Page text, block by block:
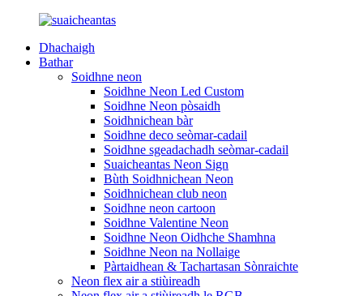
Dhachaigh
Bathar
Soidhne neon
Soidhne Neon Led Custom
Soidhne Neon pòsaidh
Soidhnichean bàr
Soidhne deco seòmar-cadail
Soidhne sgeadachadh seòmar-cadail
Suaicheantas Neon Sign
Bùth Soidhnichean Neon
Soidhnichean club neon
Soidhne neon cartoon
Soidhne Valentine Neon
Soidhne Neon Oidhche Shamhna
Soidhne Neon na Nollaige
Pàrtaidhean & Tachartasan Sònraichte
Neon flex air a stiùireadh